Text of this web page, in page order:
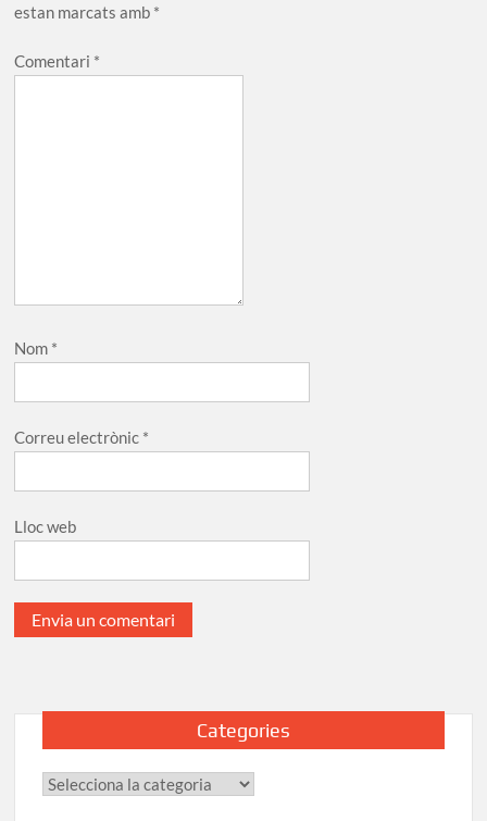
estan marcats amb *
Comentari *
Nom *
Correu electrònic *
Lloc web
Categories
Categories